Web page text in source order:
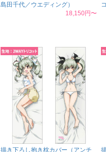
島田千代／ウエディング）
18,150円〜
描き下ろし抱き枕カバー（アンチ